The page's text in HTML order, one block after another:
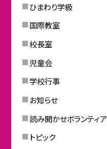
ひまわり学級
国際教室
校長室
児童会
学校行事
お知らせ
読み聞かせボランティア
トピック